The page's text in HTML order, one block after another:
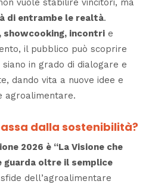
vuole stabilire vincitori, ma
di entrambe le realtà.
showcooking, incontri e
il pubblico può scoprire
in grado di dialogare e
dando vita a nuove idee e
agroalimentare.
dalla sostenibilità?
2026 è “La Visione che
guarda oltre il semplice
dell’agroalimentare